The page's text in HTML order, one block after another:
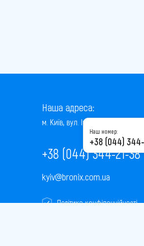
Наша адреса:
м. Київ, вул. Інститутська, 22/7,
+38 (044) 344-21-38
kyiv@bronix.com.ua
Політика конфіденційності
Наш номер:
+38 (044)